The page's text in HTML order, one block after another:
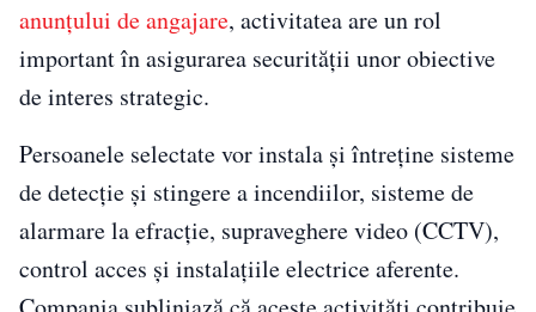
anunțului de angajare, activitatea are un rol
important în asigurarea securității unor obiective
de interes strategic.
Persoanele selectate vor instala și întreține sisteme
de detecție și stingere a incendiilor, sisteme de
alarmare la efracție, supraveghere video (CCTV),
control acces și instalațiile electrice aferente.